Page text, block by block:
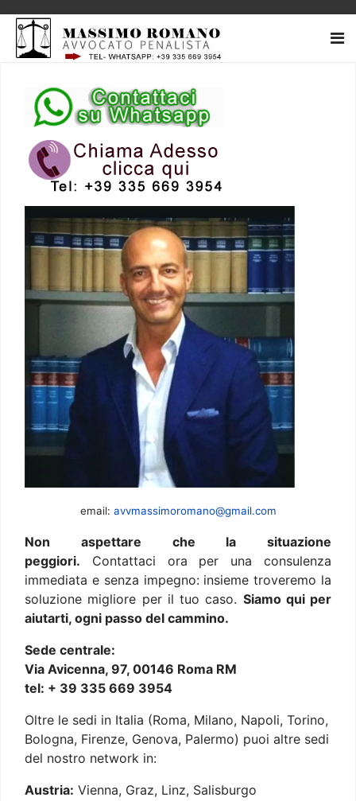
email: avvmassimoromano@gmail.com
Non aspettare che la situazione
peggiori. Contattaci ora per una consulenza
immediata e senza impegno: insieme troveremo la
soluzione migliore per il tuo caso. Siamo qui per
aiutarti, ogni passo del cammino.
Sede centrale:
Via Avicenna, 97, 00146 Roma RM
tel: + 39 335 669 3954
Oltre le sedi in Italia (Roma, Milano, Napoli, Torino,
Bologna, Firenze, Genova, Palermo) puoi altre sedi
del nostro network in:
Austria: Vienna, Graz, Linz, Salisburgo